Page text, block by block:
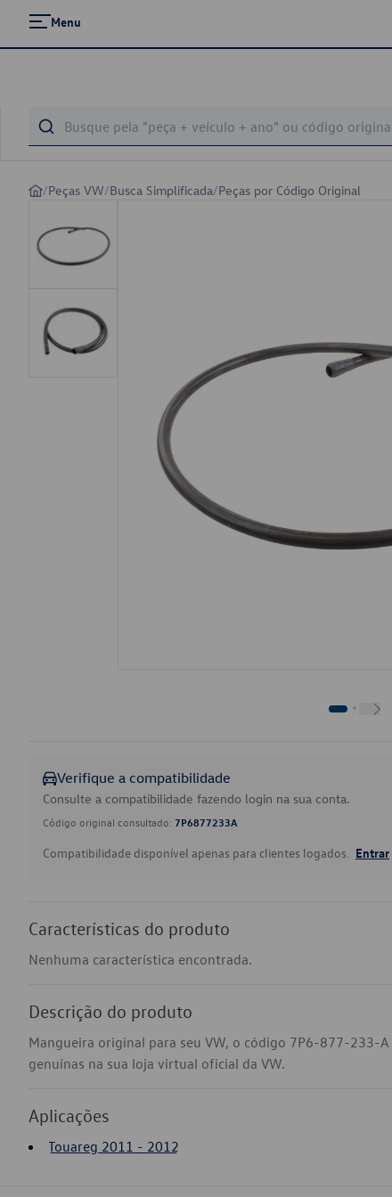
Menu
/Peças VW/Busca Simplificada/Peças por Código Original
Verifique a compatibilidade
Consulte a compatibilidade fazendo login na sua conta.
Código original consultado: 7P6877233A
Compatibilidade disponível apenas para clientes logados. Entrar
Características do produto
Nenhuma característica encontrada.
Descrição do produto
Mangueira original para seu VW, o código 7P6-877-233-A
genuínas na sua loja virtual oficial da VW.
Aplicações
Touareg 2011 - 2012